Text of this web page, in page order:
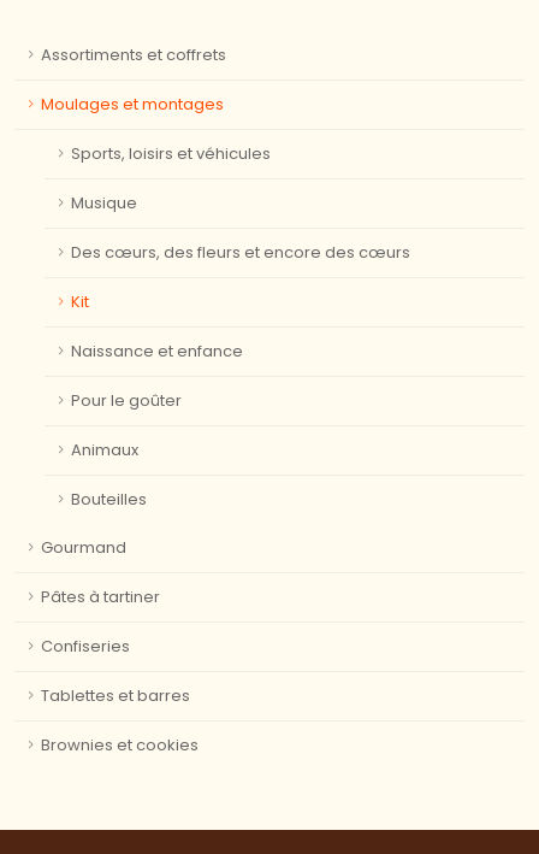
Assortiments et coffrets
Moulages et montages
Sports, loisirs et véhicules
Musique
Des cœurs, des fleurs et encore des cœurs
Kit
Naissance et enfance
Pour le goûter
Animaux
Bouteilles
Gourmand
Pâtes à tartiner
Confiseries
Tablettes et barres
Brownies et cookies